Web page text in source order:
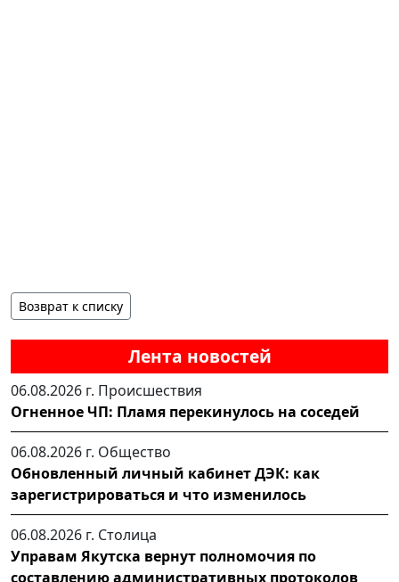
Лента новостей
06.08.2026 г. Происшествия
Огненное ЧП: Пламя перекинулось на соседей
06.08.2026 г. Общество
Обновленный личный кабинет ДЭК: как
зарегистрироваться и что изменилось
06.08.2026 г. Столица
Управам Якутска вернут полномочия по
составлению административных протоколов
Возврат к списку